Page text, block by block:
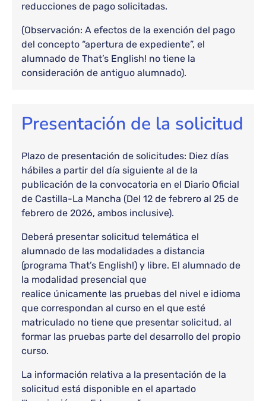
reducciones de pago solicitadas.
(Observación: A efectos de la exención del pago
del concepto “apertura de expediente”, el
alumnado de That’s English! no tiene la
consideración de antiguo alumnado).
Presentación de la solicitud
Plazo de presentación de solicitudes: Diez días
hábiles a partir del día siguiente al de la
publicación de la convocatoria en el Diario Oficial
de Castilla-La Mancha (Del 12 de febrero al 25 de
febrero de 2026, ambos inclusive).
Deberá presentar solicitud telemática el
alumnado de las modalidades a distancia
(programa That’s English!) y libre. El alumnado de
la modalidad presencial que
realice únicamente las pruebas del nivel e idioma
que correspondan al curso en el que esté
matriculado no tiene que presentar solicitud, al
formar las pruebas parte del desarrollo del propio
curso.
La información relativa a la presentación de la
solicitud está disponible en el apartado